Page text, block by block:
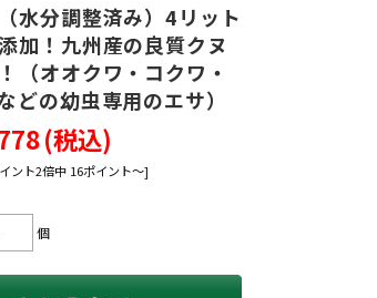
水分調整済み）4リット
加！九州産の良質クヌ
（オオクワ・コクワ・
どの幼虫専用のエサ）
(税込)
ント2倍中 16ポイント～]
個